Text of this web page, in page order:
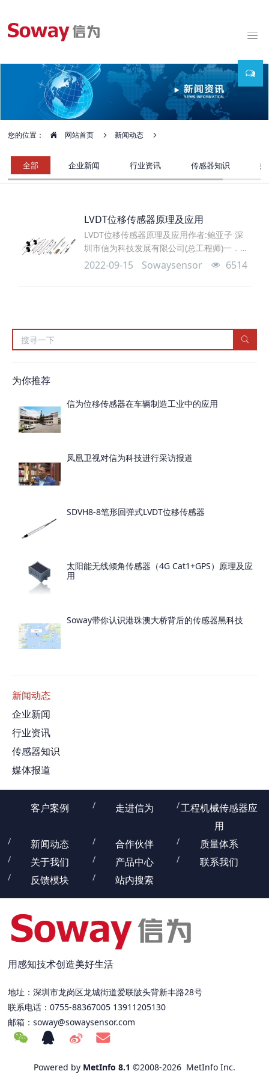
您的位置： 网站首页 新闻动态
全部 企业新闻 行业资讯 传感器知识
LVDT位移传感器原理及应用
LVDT位移传感器原理及应用作者:鲍亚子 深
圳市信为科技发展有限公司(总工程师)一．概
述 随着我国国民经济的高速发展，自动化程
度的不断提高，传感器的用量越来越大，开
传感器（LVDT）可广泛应用于航天航空、机
2022-09-15 Sowaysensor 6514
为你推荐
信为位移传感器在车辆制造工业中的应用
凤凰卫视对信为科技进行采访报道
SDVH8-8笔形回弹式LVDT位移传感器
太阳能无线倾角传感器（4G Cat1+GPS）原理及应
用
Soway带你认识港珠澳大桥背后的传感器黑科技
新闻动态
企业新闻
行业资讯
传感器知识
媒体报道
客户案例 走进信为
工程机械传感器应
用
新闻动态
合作伙伴
质量体系
关于我们
产品中心
联系我们
反馈模块
站内搜索
用感知技术创造美好生活
地址：深圳市龙岗区龙城街道爱联陂头背新丰路28号
联系电话：0755-88367005 13911205130
邮箱：soway@sowaysensor.com
Powered by MetInfo 8.1 ©2008-2026 MetInfo Inc.